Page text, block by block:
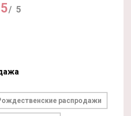
5/ 5
распродажи